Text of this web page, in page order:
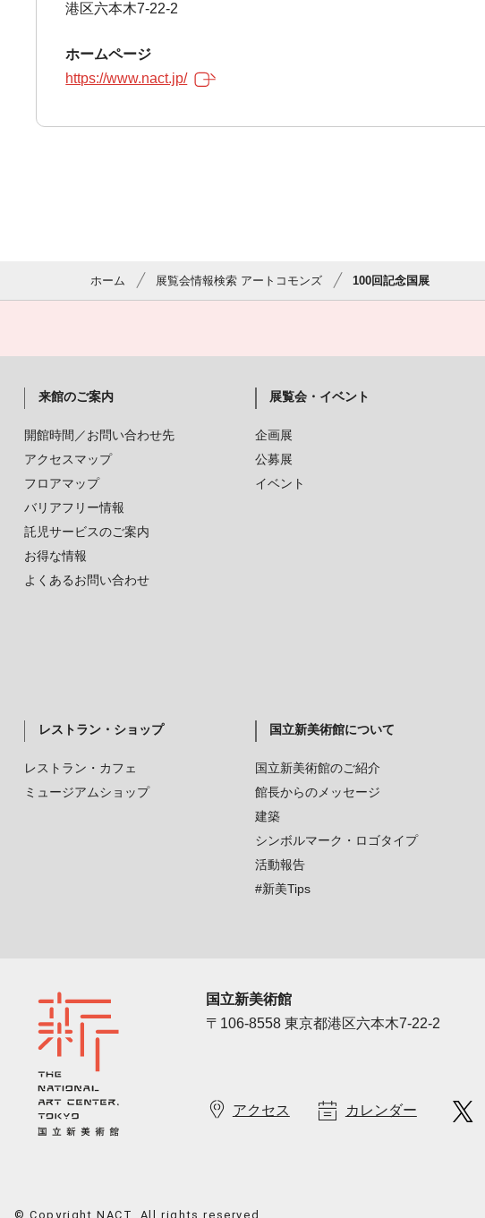
港区六本木7-22-2
ホームページ
https://www.nact.jp/
ホーム 展覧会情報検索 アートコモンズ 100回記念国展
来館のご案内
開館時間／お問い合わせ先
アクセスマップ
フロアマップ
バリアフリー情報
託児サービスのご案内
お得な情報
よくあるお問い合わせ
展覧会・イベント
企画展
公募展
イベント
レストラン・ショップ
レストラン・カフェ
ミュージアムショップ
国立新美術館について
国立新美術館のご紹介
館長からのメッセージ
建築
シンボルマーク・ロゴタイプ
活動報告
#新美Tips
国立新美術館
〒106-8558 東京都港区六本木7-22-2
アクセス カレンダー
© Copyright NACT. All rights reserved.